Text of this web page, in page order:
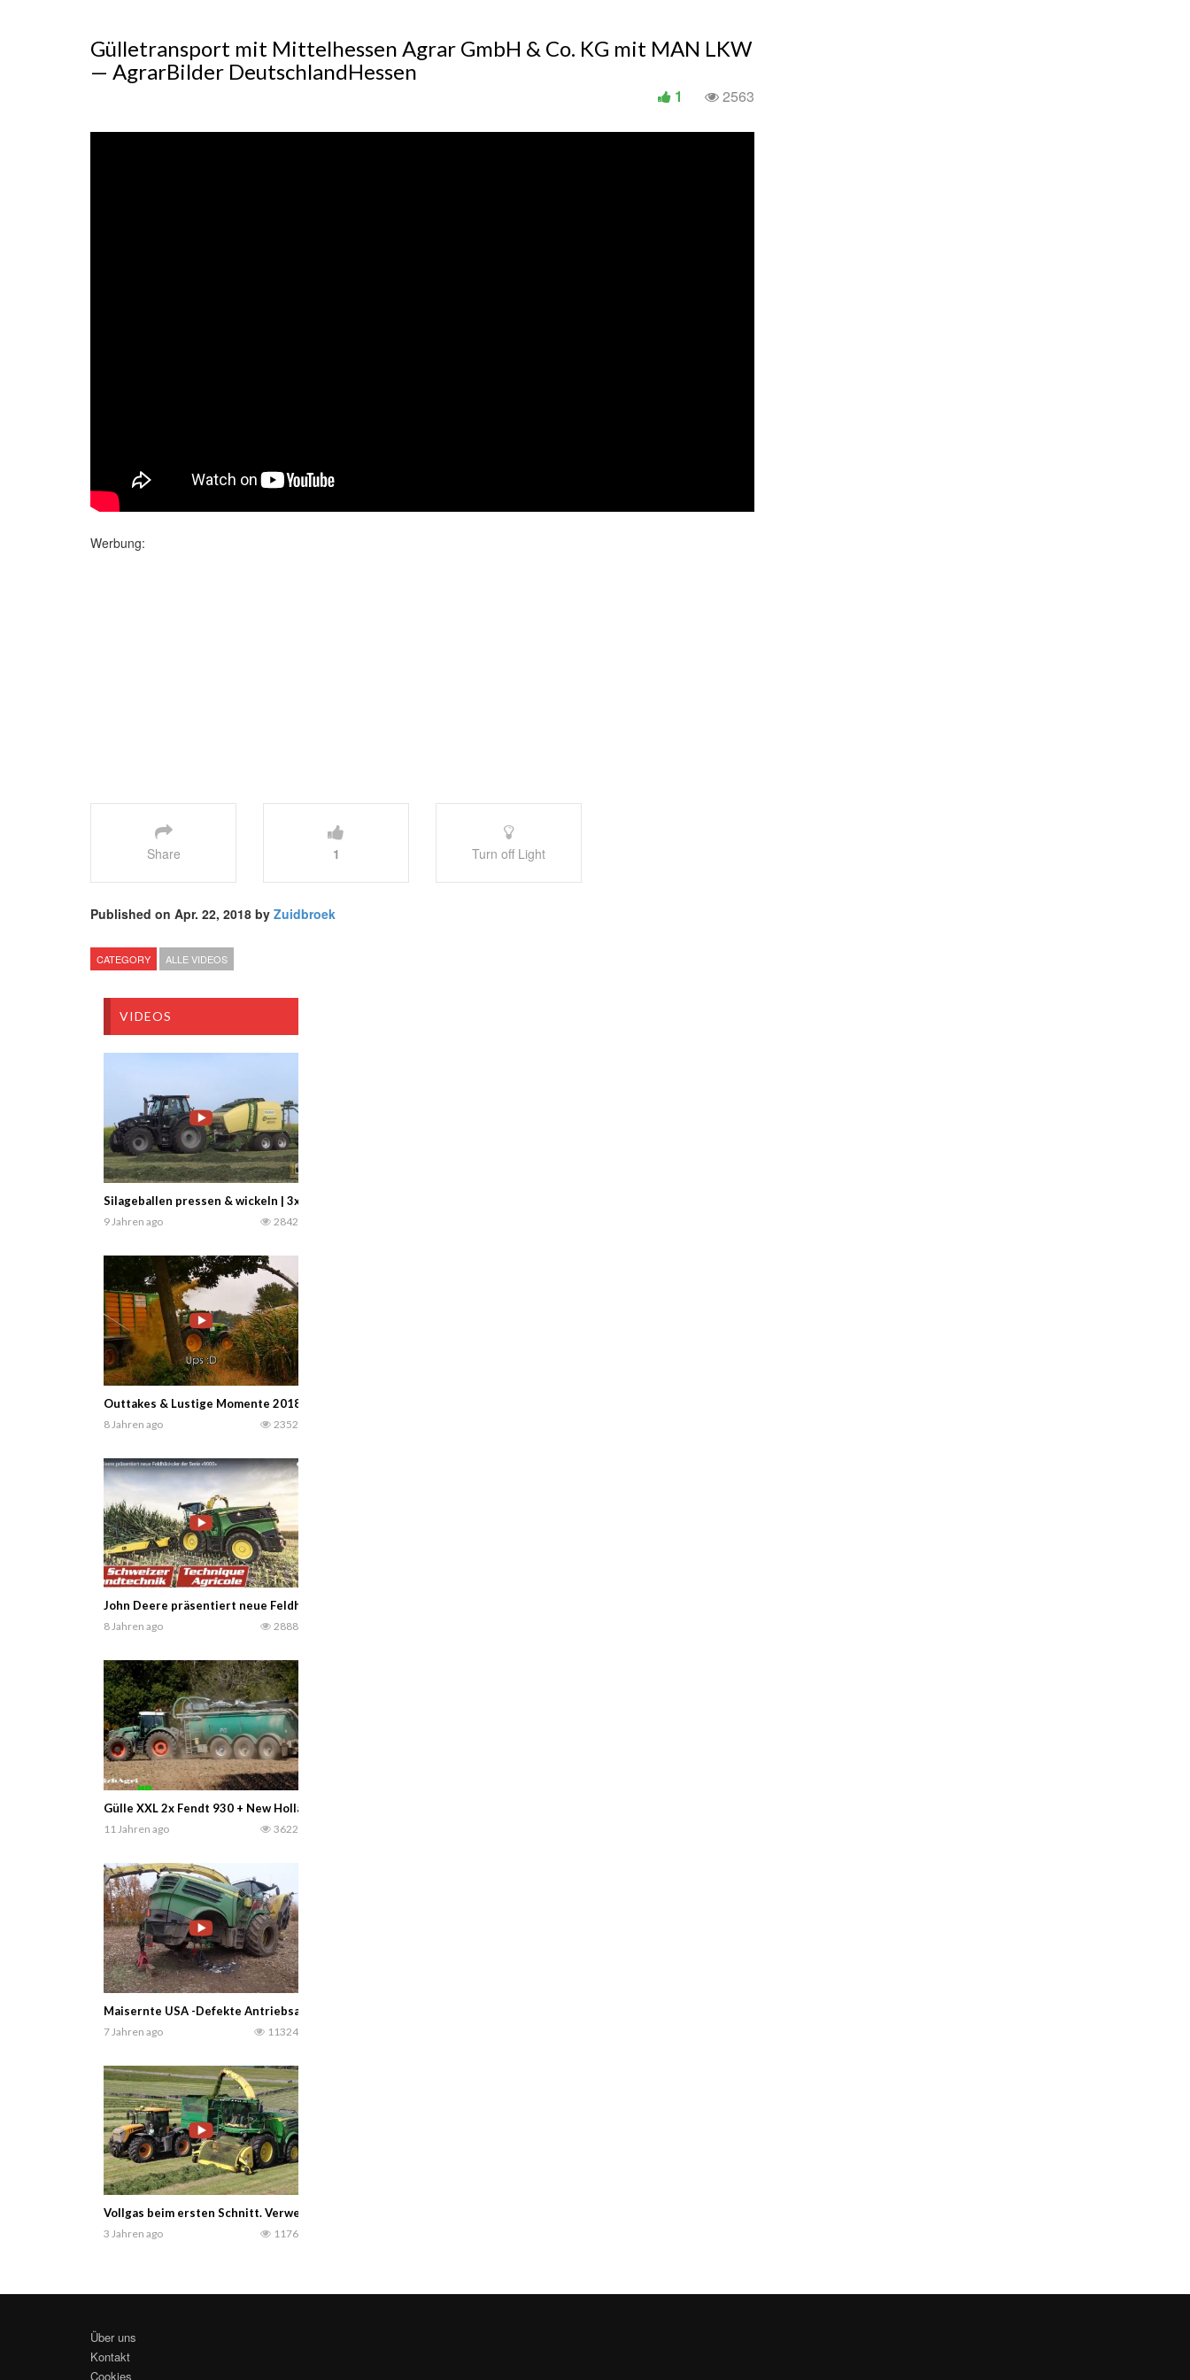
Gülletransport mit Mittelhessen Agrar GmbH & Co. KG mit MAN LKW
— AgrarBilder DeutschlandHessen
2563
1
Werbung:
Share 1 Turn off Light
Published on Apr. 22, 2018 by Zuidbroek
CATEGORY ALLE VIDEOS
VIDEOS
Silageballen pressen & wickeln | 3x DEUTZ, WARRIOR | Agriculture Germanyy
9 Jahren ago 2842
Outtakes & Lustige Momente 2018 | Fendt, Claas, John Deere | Paderborner Agrarvideos
8 Jahren ago 2352
John Deere präsentiert neue Feldhäcksler der Serie «9000» Die Leistungen reichen dabei von 625 bis 970 PS — SchweizerLandtechnik
8 Jahren ago 2888
Gülle XXL 2x Fendt 930 + New Holland T8.330
11 Jahren ago 3622
Maisernte USA -Defekte Antriebsachse beim John Deere 8700, Schlamm usw..
7 Jahren ago 11324
Vollgas beim ersten Schnitt. Verwendete Maschinen: John Deere 8300 Häcksler, John Deere 6130R x 2, 6430 x 1, 6155R x 4 und JCB Fastrac 4220 x 2 Traktoren… Power2Farming Photography
3 Jahren ago 1176
Über uns
Kontakt
Cookies